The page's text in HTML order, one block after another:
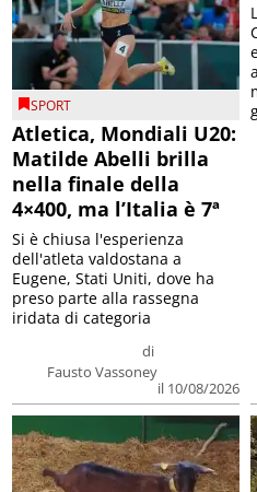
SPORT
Atletica, Mondiali U20:
Matilde Abelli brilla
nella finale della
4×400, ma l’Italia è 7ª
di
Fausto Vassoney
il 10/08/2026
Si è chiusa l'esperienza
dell'atleta valdostana a
Eugene, Stati Uniti, dove ha
preso parte alla rassegna
iridata di categoria